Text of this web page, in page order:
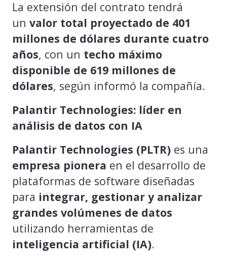
La extensión del contrato tendrá
un valor total proyectado de 401
millones de dólares durante cuatro
años, con un techo máximo
disponible de 619 millones de
dólares, según informó la compañía.
Palantir Technologies: líder en
análisis de datos con IA
Palantir Technologies (PLTR) es una
empresa pionera en el desarrollo de
plataformas de software diseñadas
para integrar, gestionar y analizar
grandes volúmenes de datos
utilizando herramientas de
inteligencia artificial (IA).